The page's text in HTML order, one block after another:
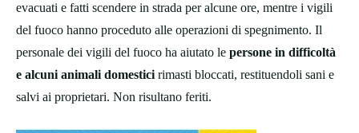
evacuati e fatti scendere in strada per alcune ore, mentre i vigili
del fuoco hanno proceduto alle operazioni di spegnimento. Il
personale dei vigili del fuoco ha aiutato le persone in difficoltà
e alcuni animali domestici rimasti bloccati, restituendoli sani e
salvi ai proprietari. Non risultano feriti.